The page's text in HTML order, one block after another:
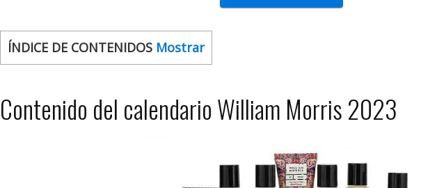
ÍNDICE DE CONTENIDOS Mostrar
Contenido del calendario William Morris 2023